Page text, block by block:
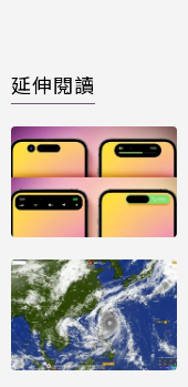
延伸閱讀